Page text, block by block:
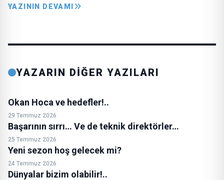
YAZININ DEVAMI
YAZARIN DİĞER YAZILARI
Okan Hoca ve hedefler!..
29 Temmuz 2026
Başarının sırrı… Ve de teknik direktörler…
25 Temmuz 2026
Yeni sezon hoş gelecek mi?
24 Temmuz 2026
Dünyalar bizim olabilir!..